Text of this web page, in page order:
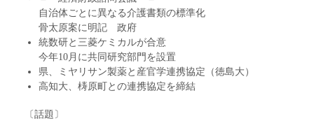
自治体ごとに異なる介護書類の標準化
骨太原案に明記 政府
統数研と三菱ケミカルが合意
今年10月に共同研究部門を設置
県、ミヤリサン製薬と産官学連携協定（徳島大）
高知大、梼原町との連携協定を締結
〔話題〕